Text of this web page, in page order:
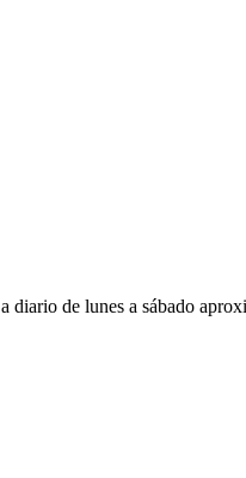
de lunes a sábado